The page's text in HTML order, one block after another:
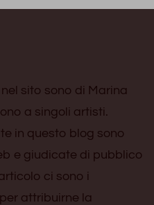
sito sono di Marina
a singoli artisti.
in questo blog sono
e giudicate di pubblico
ci sono i
attribuirne la